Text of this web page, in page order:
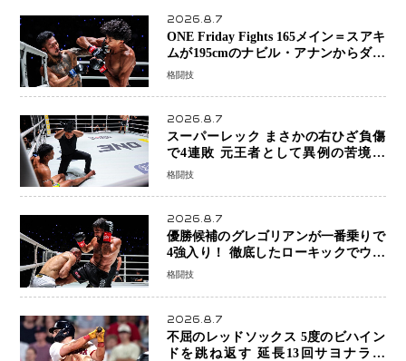
2026.8.7
ONE Friday Fights 165メイン＝スアキ
ムが195cmのナビル・アナンからダウ
ン奪取！猛反撃を耐え抜き判定勝利、
格闘技
2026.8.7
スーパーレック まさかの右ひざ負傷
で4連敗 元王者として異例の苦境…
「アクシデント」でも消えない危険信
格闘技
2026.8.7
優勝候補のグレゴリアンが一番乗りで
4強入り！ 徹底したローキックでウス
ビャンを攻略、判定勝利
格闘技
2026.8.7
不屈のレッドソックス 5度のビハイン
ドを跳ね返す 延長13回サヨナラ勝